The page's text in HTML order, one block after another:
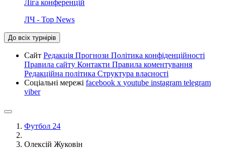
Ліга конференцій
ЛЧ - Top News
До всіх турнірів
Сайт Редакція Прогнози Політика конфіденційності
Правила сайту Контакти Правила коментування
Редакційна політика Структура власності
Соціальні мережі facebook x youtube instagram telegram
viber
Футбол 24
Олексій Жуковін